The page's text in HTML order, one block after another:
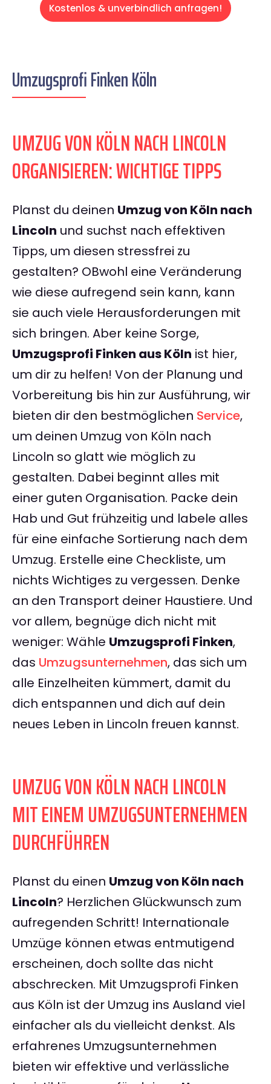
Kostenlos & unverbindlich anfragen!
Umzugsprofi Finken Köln
UMZUG VON KÖLN NACH LINCOLN
ORGANISIEREN: WICHTIGE TIPPS
Planst du deinen Umzug von Köln nach
Lincoln und suchst nach effektiven
Tipps, um diesen stressfrei zu
gestalten? OBwohl eine Veränderung
wie diese aufregend sein kann, kann
sie auch viele Herausforderungen mit
sich bringen. Aber keine Sorge,
Umzugsprofi Finken aus Köln ist hier,
um dir zu helfen! Von der Planung und
Vorbereitung bis hin zur Ausführung, wir
bieten dir den bestmöglichen Service,
um deinen Umzug von Köln nach
Lincoln so glatt wie möglich zu
gestalten. Dabei beginnt alles mit
einer guten Organisation. Packe dein
Hab und Gut frühzeitig und labele alles
für eine einfache Sortierung nach dem
Umzug. Erstelle eine Checkliste, um
nichts Wichtiges zu vergessen. Denke
an den Transport deiner Haustiere. Und
vor allem, begnüge dich nicht mit
weniger: Wähle Umzugsprofi Finken,
das Umzugsunternehmen, das sich um
alle Einzelheiten kümmert, damit du
dich entspannen und dich auf dein
neues Leben in Lincoln freuen kannst.
UMZUG VON KÖLN NACH LINCOLN
MIT EINEM UMZUGSUNTERNEHMEN
DURCHFÜHREN
Planst du einen Umzug von Köln nach
Lincoln? Herzlichen Glückwunsch zum
aufregenden Schritt! Internationale
Umzüge können etwas entmutigend
erscheinen, doch sollte das nicht
abschrecken. Mit Umzugsprofi Finken
aus Köln ist der Umzug ins Ausland viel
einfacher als du vielleicht denkst. Als
erfahrenes Umzugsunternehmen
bieten wir effektive und verlässliche